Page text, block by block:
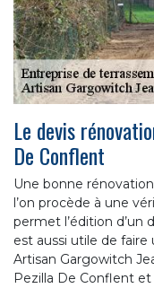
Le devis
De Conflent
Une bonne
l’on procède à une
permet l’édition d’un
est aussi utile de
Artisan Gargowitch
Pezilla De Conflent